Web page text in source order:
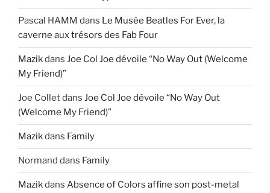
Pascal HAMM dans Le Musée Beatles For Ever, la
caverne aux trésors des Fab Four
Mazikdans Joe Col Joe dévoile “No Way Out (Welcome
My Friend)”
Joe Colletdans Joe Col Joe dévoile “No Way Out
(Welcome My Friend)”
Mazikdans Family
Normand dans Family
Mazikdans Absence of Colors affine son post-metal